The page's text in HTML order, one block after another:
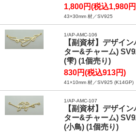
1,800円(税込1,980
43×30mm 材／SV925
1/AP-AMC-106
【副資材】デザイ
ター&チャーム)
(雫) (1個売り)
830円(税込913円)
41×10mm 材／SV925 (K14GP)
1/AP-AMC-107
【副資材】デザイ
ター&チャーム)
(小鳥) (1個売り)